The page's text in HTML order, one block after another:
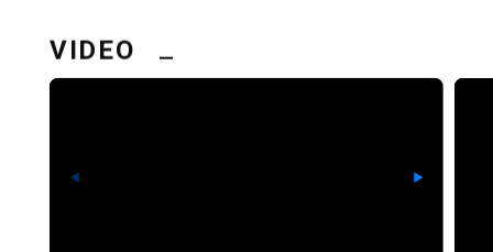
VIDEO
◀ ▶